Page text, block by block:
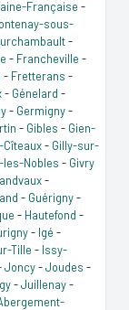
Française -
sous-
-
- Francheville -
- Fretterans -
- Génelard -
- Germigny-
- Gibles - Gien-
Cîteaux- Gilly-sur-
les-Nobles - Givry
-
- Guérigny-
- Hautefond -
- Igé -
Tille - Issy-
Joncy-Joudes -
-Juillenay-